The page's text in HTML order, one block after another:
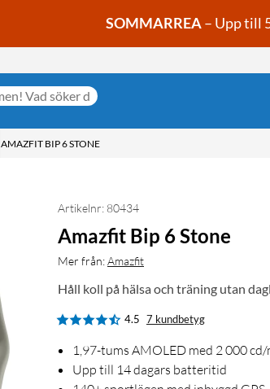
SOMMARREA– Upp till
AMAZFIT BIP 6 STONE
Artikelnr: 80434
Amazfit Bip 6 Stone
Mer från:Amazfit
Håll koll på hälsa och träning utan
4.5 7 kundbetyg
1,97-tums AMOLED med 2 000 cd/
Upp till 14 dagars batteritid